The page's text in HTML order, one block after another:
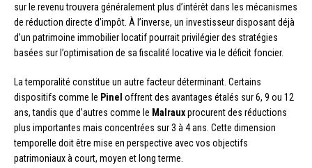
sur le revenu trouvera généralement plus d’intérêt dans les mécanismes
de réduction directe d’impôt. À l’inverse, un investisseur disposant déjà
d’un patrimoine immobilier locatif pourrait privilégier des stratégies
basées sur l’optimisation de sa fiscalité locative via le déficit foncier.
La temporalité constitue un autre facteur déterminant. Certains
dispositifs comme le Pinel offrent des avantages étalés sur 6, 9 ou 12
ans, tandis que d’autres comme le Malrauxprocurent des réductions
plus importantes mais concentrées sur 3 à 4 ans. Cette dimension
temporelle doit être mise en perspective avec vos objectifs
patrimoniaux à court, moyen et long terme.